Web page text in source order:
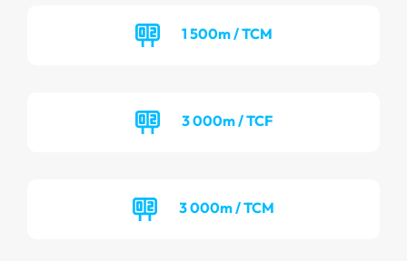
1 500m / TCM
3 000m / TCF
3 000m / TCM